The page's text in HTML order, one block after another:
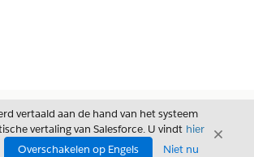
vertaald aan de hand van het systeem
vertaling van Salesforce. U vindt hier
Overschakelen op Engels Niet nu
Sluiten